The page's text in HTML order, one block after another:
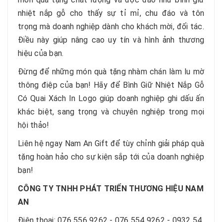
nhiệt nắp gỗ cho thấy sự tỉ mỉ, chu đáo và tôn
trọng mà doanh nghiệp dành cho khách mời, đối tác.
Điều này giúp nâng cao uy tín và hình ảnh thương
hiệu của bạn.
Đừng để những món quà tặng nhàm chán làm lu mờ
thông điệp của bạn! Hãy để Bình Giữ Nhiệt Nắp Gỗ
Có Quai Xách In Logo giúp doanh nghiệp ghi dấu ấn
khác biệt, sang trọng và chuyên nghiệp trong mọi
hội thảo!
Liên hệ ngay Nam An Gift để tùy chỉnh giải pháp quà
tặng hoàn hảo cho sự kiện sắp tới của doanh nghiệp
bạn!
CÔNG TY TNHH PHÁT TRIỂN THƯƠNG HIỆU NAM
AN